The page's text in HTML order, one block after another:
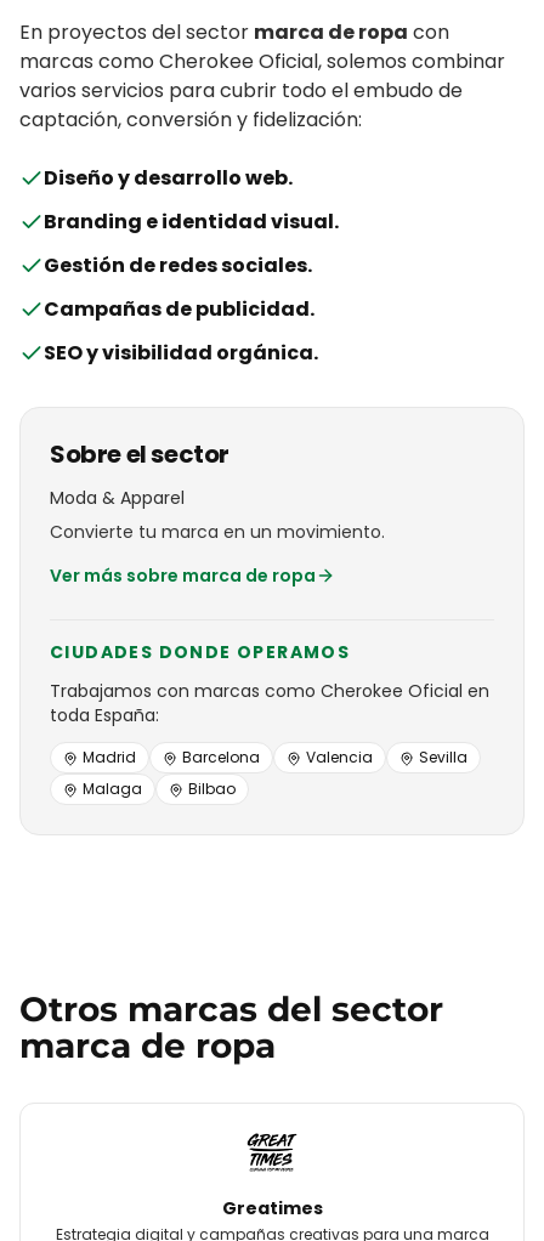
En proyectos del sector marca de ropa con
marcas como Cherokee Oficial, solemos combinar
varios servicios para cubrir todo el embudo de
captación, conversión y fidelización:
Diseño y desarrollo web.
Branding e identidad visual.
Gestión de redes sociales.
Campañas de publicidad.
SEO y visibilidad orgánica.
Sobre el sector
Moda & Apparel
Convierte tu marca en un movimiento.
Ver más sobre marca de ropa
CIUDADES DONDE OPERAMOS
Trabajamos con marcas como Cherokee Oficial en
toda España:
Madrid Barcelona Valencia
Sevilla
Malaga
Bilbao
Otros marcas del sector
marca de ropa
Greatimes
Estrategia digital y campañas creativas para una marca